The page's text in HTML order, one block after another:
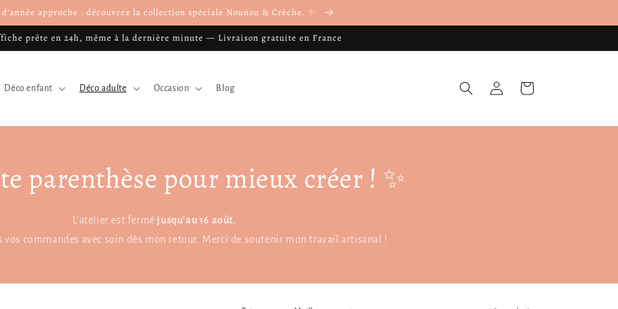
approche : découvrez la collection spéciale Nounou & Crèche. ✨
prête en 24h, même à la dernière minute — Livraison gratuite en France
Déco enfant Déco adulte Occasion Blog Connexion Panier
parenthèse pour mieux créer ! ✨
L'atelier est ferméjusqu'au 16 août.
vos commandes avec soin dès mon retour. Merci de soutenir mon travail artisanal !